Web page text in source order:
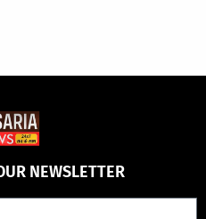
NEWSLETTER